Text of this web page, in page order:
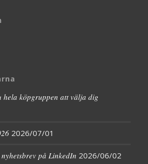
hela köpgruppen att välja dig
2026/07/01
på LinkedIn 2026/06/02